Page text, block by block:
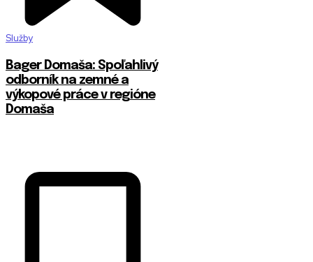
Služby
Bager Domaša: Spoľahlivý
odborník na zemné a
výkopové práce v regióne
Domaša